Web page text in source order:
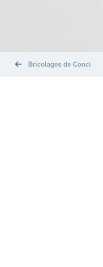
Bricolages de Conci